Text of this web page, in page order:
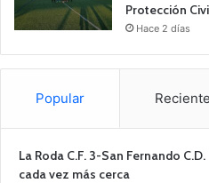
Protección
Hace 2 días
Popular Reciente
La Roda C.F. 3-San Fernando
cada vez más cerca